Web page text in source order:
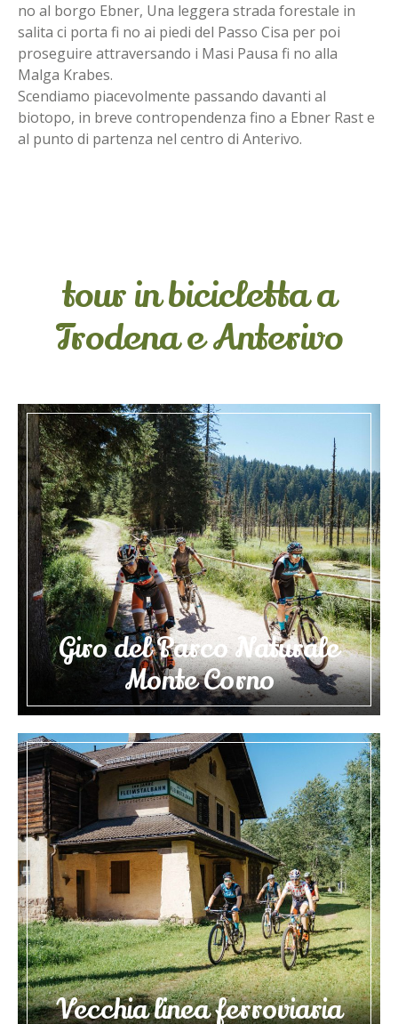
no al borgo Ebner, Una leggera strada forestale in
salita ci porta fi no ai piedi del Passo Cisa per poi
proseguire attraversando i Masi Pausa fi no alla
Malga Krabes.
Scendiamo piacevolmente passando davanti al
biotopo, in breve contropendenza fino a Ebner Rast e
al punto di partenza nel centro di Anterivo.
tour in bicicletta a
Trodena e Anterivo
Giro del Parco Naturale
Monte Corno
Vecchia linea ferroviaria